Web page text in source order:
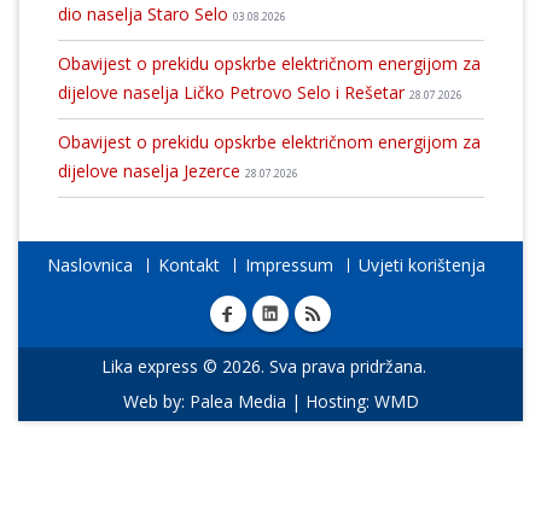
dio naselja Staro Selo 03.08.2026
Obavijest o prekidu opskrbe električnom energijom za
dijelove naselja Ličko Petrovo Selo i Rešetar 28.07.2026
Obavijest o prekidu opskrbe električnom energijom za
dijelove naselja Jezerce 28.07.2026
Naslovnica Kontakt Impressum Uvjeti korištenja
Lika express © 2026. Sva prava pridržana.
Web by: Palea Media | Hosting: WMD